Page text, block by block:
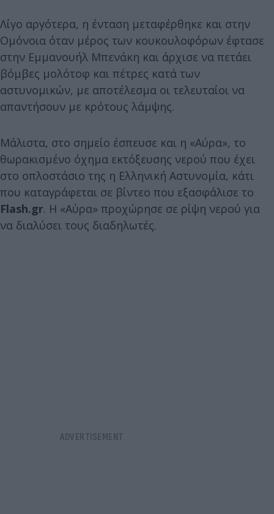
Λίγο αργότερα, η ένταση μεταφέρθηκε και στην
Ομόνοια όταν μέρος των κουκουλοφόρων έφτασε
στην Εμμανουήλ Μπενάκη και άρχισε να πετάει
βόμβες μολότοφ και πέτρες κατά των
αστυνομικών, με αποτέλεσμα οι τελευταίοι να
απαντήσουν με κρότους λάμψης.
Μάλιστα, στο σημείο έσπευσε και η «Αύρα», το
θωρακισμένο όχημα εκτόξευσης νερού που έχει
στο οπλοστάσιο της η Ελληνική Αστυνομία, κάτι
που καταγράφεται σε βίντεο που εξασφάλισε το
Flash.gr. Η «Αύρα» προχώρησε σε ρίψη νερού για
να διαλύσει τους διαδηλωτές.